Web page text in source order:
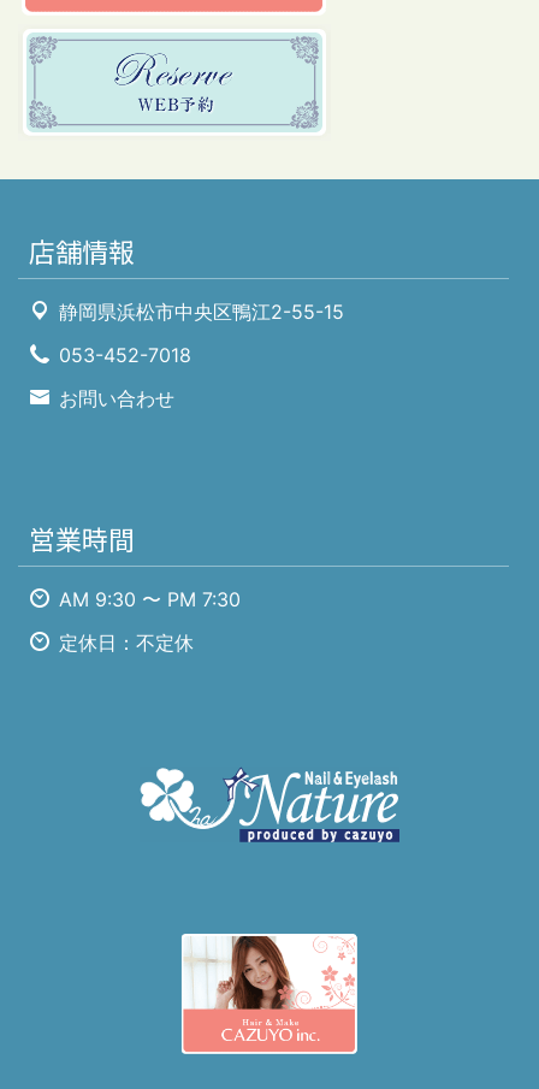
店舗情報
静岡県浜松市中央区鴨江2-55-15
053-452-7018
お問い合わせ
営業時間
AM 9:30 〜 PM 7:30
定休日：不定休